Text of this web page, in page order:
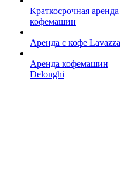
Краткосрочная аренда
кофемашин
Аренда с кофе Lavazza
Аренда кофемашин
Delonghi